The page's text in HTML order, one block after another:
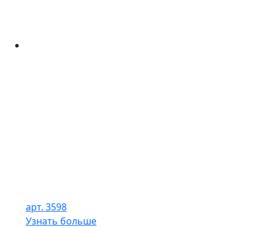
арт. 3598
Узнать больше